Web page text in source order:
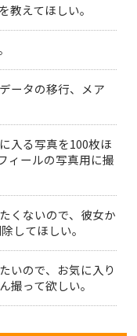
教えてほしい。
ータの移行、メア
入る写真を100枚ほ
ィールの写真用に撮
くないので、彼女か
してほしい。
いので、お気に入り
撮って欲しい。